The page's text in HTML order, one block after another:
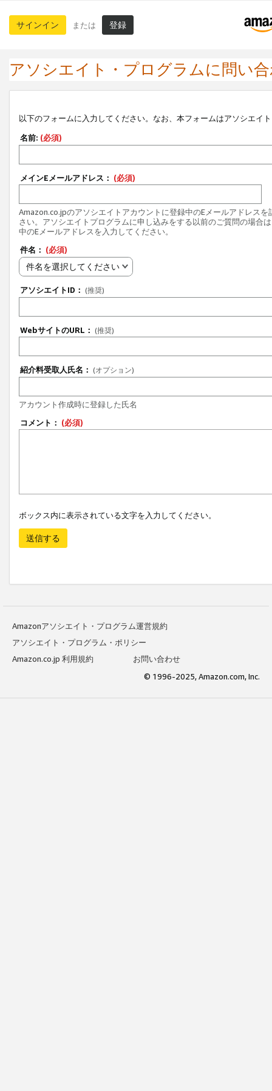
サインイン または 登録
アソシエイト・プログラムに問い
以下のフォームに入力してください。なお、本フォームはアソシエイ
名前: (必須)
メインEメールアドレス： (必須)
Amazon.co.jpのアソシエイトアカウントに登録中のEメールアドレスを
さい。アソシエイトプログラムに申し込みをする以前のご質問の場合
中のEメールアドレスを入力してください。
件名： (必須)
件名を選択してください
アソシエイトID： (推奨)
WebサイトのURL： (推奨)
紹介料受取人氏名： (オプション)
アカウント作成時に登録した氏名
コメント： (必須)
ボックス内に表示されている文字を入力してください。
送信する
Amazonアソシエイト・プログラム運営規約
アソシエイト・プログラム・ポリシー
Amazon.co.jp 利用規約
お問い合わせ
© 1996-2025, Amazon.com, Inc.